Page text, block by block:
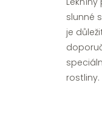
slunné
je
rostliny.